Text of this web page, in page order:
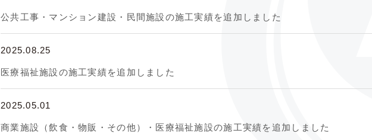
公共工事・マンション建設・民間施設の施工実績を追加しました
2025.08.25
医療福祉施設の施工実績を追加しました
2025.05.01
商業施設（飲食・物販・その他）・医療福祉施設の施工実績を追加しました